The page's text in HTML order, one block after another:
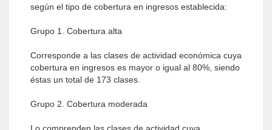
según el tipo de cobertura en ingresos establecida:
Grupo 1. Cobertura alta
Corresponde a las clases de actividad económica cuya
cobertura en ingresos es mayor o igual al 80%, siendo
éstas un total de 173 clases.
Grupo 2. Cobertura moderada